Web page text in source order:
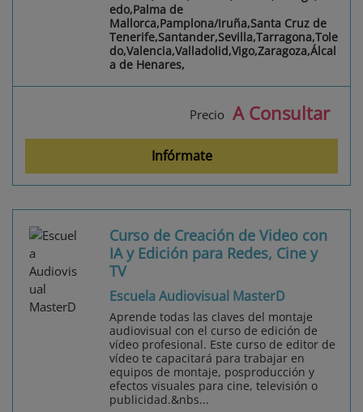
edo,Palma de
Mallorca,Pamplona/Iruña,Santa Cruz de
Tenerife,Santander,Sevilla,Tarragona,Tole
do,Valencia,Valladolid,Vigo,Zaragoza,Álcal
a de Henares,
Precio A Consultar
Infórmate
Curso de Creación de Video con
IA y Edición para Redes, Cine y
TV
Escuela Audiovisual MasterD
Aprende todas las claves del montaje
audiovisual con el curso de edición de
vídeo profesional. Este curso de editor de
vídeo te capacitará para trabajar en
equipos de montaje, posproducción y
efectos visuales para cine, televisión o
publicidad.&nbs...